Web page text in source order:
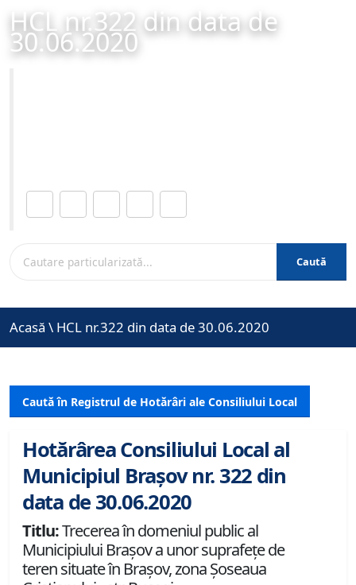
HCL nr.322 din data de
30.06.2020
Caută
Acasă \ HCL nr.322 din data de 30.06.2020
Caută în Registrul de Hotărâri ale Consiliului Local
Hotărârea Consiliului Local al
Municipiul Brașov nr. 322 din
data de 30.06.2020
Titlu:Trecerea în domeniul public al
Municipiului Braşov a unor suprafeţe de
teren situate în Braşov, zona Șoseaua